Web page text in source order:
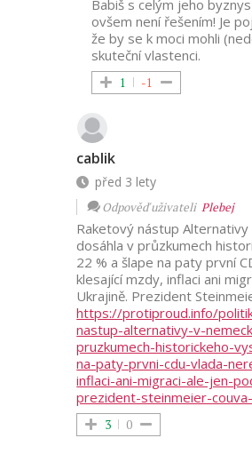
Babiš s celým jeho
ovšem není řešením! Je
že by se k moci mohli
skuteční vlastenci.
1 -1
cablik
před 3 lety
Odpověď uživateli Plebej
Raketový nástup Alternativy
dosáhla v průzkumech
22 % a šlape na paty první
klesající mzdy, inflaci ani
Ukrajině. Prezident
https://protiproud.info/
nastup-alternativy-v-
pruzkumech-historickeho-
na-paty-prvni-cdu-vlada-
inflaci-ani-migraci-ale-jen-
prezident-steinmeier-
3 0